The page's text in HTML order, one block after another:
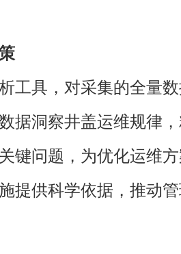
工具，对采集的全量
据洞察井盖运维规律
键问题，为优化运维方
提供科学依据，推动